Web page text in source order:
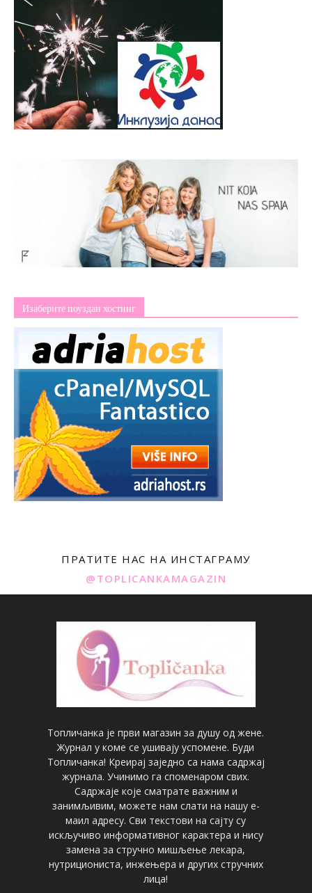
Изаберите поуздан хостинг
ПРАТИТЕ НАС НА ИНСТАГРАМУ
@TOPLICANKAMAGAZIN
Топличанка је први магазин за душу од жене.
Журнал у коме се ушивају успомене. Буди
Топличанка! Креирај заједно са нама садржај
журнала. Учинимо га споменаром свих.
Садржаје које сматрате важним и
занимљивим, можете нам слати на нашу е-
маил адресу. Сви текстови на сајту су
искључиво информативног карактера и нису
замена за стручно мишљење лекара,
нутрициониста, инжењера и других стручних
лица!